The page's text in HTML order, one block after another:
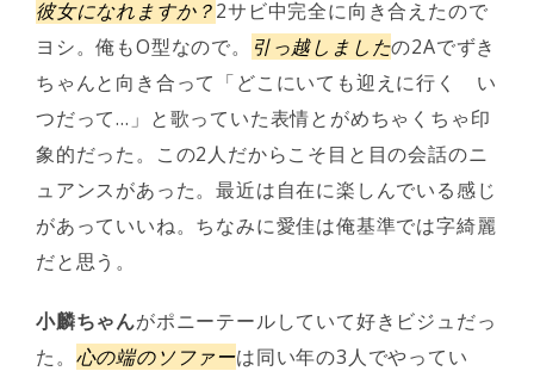
彼女になれますか？2サビ中完全に向き合えたので
ヨシ。俺もO型なので。
引っ越しましたの2Aでずき
ちゃんと向き合って「どこにいても迎えに行く い
つだって…」と歌っていた表情とがめちゃくちゃ印
象的だった。この2人だからこそ目と目の会話のニ
ュアンスがあった。最近は自在に楽しんでいる感じ
があっていいね。ちなみに愛佳は俺基準では字綺麗
だと思う。
小麟ちゃんがポニーテールしていて好きビジュだっ
た。 心の端のソファーは同い年の3人でやってい